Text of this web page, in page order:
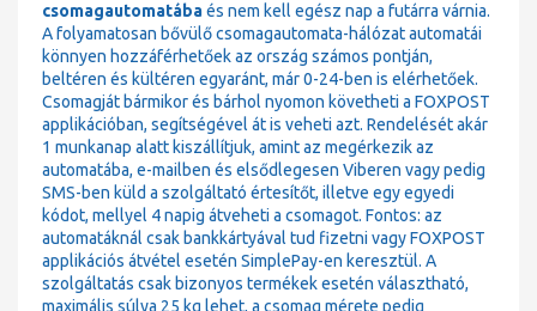
csomagautomatábaés nem kell egész nap a futárra várnia.
A folyamatosan bővülő csomagautomata-hálózat automatái
könnyen hozzáférhetőek az ország számos pontján,
beltéren és kültéren egyaránt, már 0-24-ben is elérhetőek.
Csomagját bármikor és bárhol nyomon követheti a FOXPOST
applikációban, segítségével át is veheti azt. Rendelését akár
1 munkanap alatt kiszállítjuk, amint az megérkezik az
automatába, e-mailben és elsődlegesen Viberen vagy pedig
SMS-ben küld a szolgáltató értesítőt, illetve egy egyedi
kódot, mellyel 4 napig átveheti a csomagot. Fontos: az
automatáknál csak bankkártyával tud fizetni vagy FOXPOST
applikációs átvétel esetén SimplePay-en keresztül. A
szolgáltatás csak bizonyos termékek esetén választható,
maximális súlya 25 kg lehet, a csomag mérete pedig